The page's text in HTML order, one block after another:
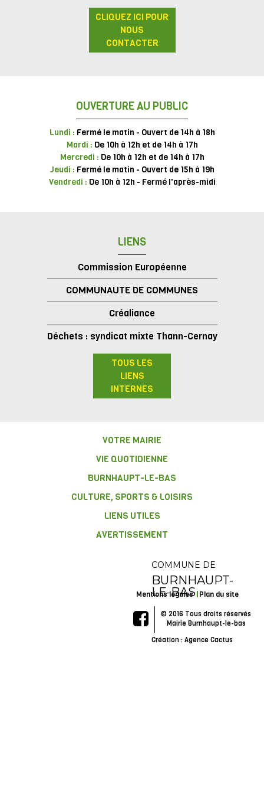
CLIQUEZ ICI POUR
NOUS
CONTACTER
OUVERTURE AU PUBLIC
Lundi : Fermé le matin - Ouvert de 14h à 18h
Mardi : De 10h à 12h et de 14h à 17h
Mercredi : De 10h à 12h et de 14h à 17h
Jeudi : Fermé le matin - Ouvert de 15h à 19h
Vendredi : De 10h à 12h - Fermé l'après-midi
LIENS
Commission Européenne
COMMUNAUTE DE COMMUNES
Créaliance
Déchets : syndicat mixte Thann-Cernay
TOUS LES
LIENS
INTERNES
COMMUNE DE
BURNHAUPT-
LE-BAS
VOTRE MAIRIE
VIE QUOTIDIENNE
BURNHAUPT-LE-BAS
CULTURE, SPORTS & LOISIRS
LIENS UTILES
AVERTISSEMENT